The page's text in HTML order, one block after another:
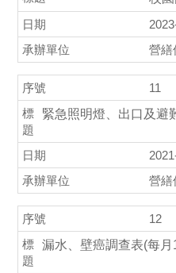
營繕
11
緊急照明燈、出口及避
營繕
12
漏水、壁癌調查表(每